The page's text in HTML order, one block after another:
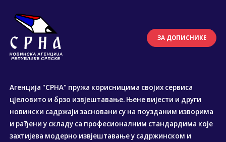
ЗА ДОПИСНИКЕ
Агенција "СРНА" пружа корисницима својих сервиса
цјеловито и брзо извјештавање. Њене вијести и други
новински садржаји засновани су на поузданим изворима
и рађени у складу са професионалним стандардима које
захтијева модерно извјештавање у садржинском и